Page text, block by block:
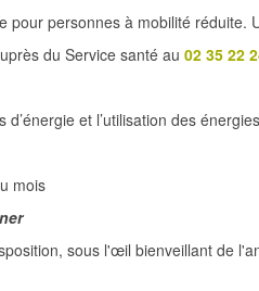
pour personnes à mobilité réduite.
du Service santé au 02 35 22
et l’utilisation des
mois
sous l'œil bienveillant de